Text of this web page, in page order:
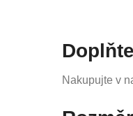
Nakupujte v